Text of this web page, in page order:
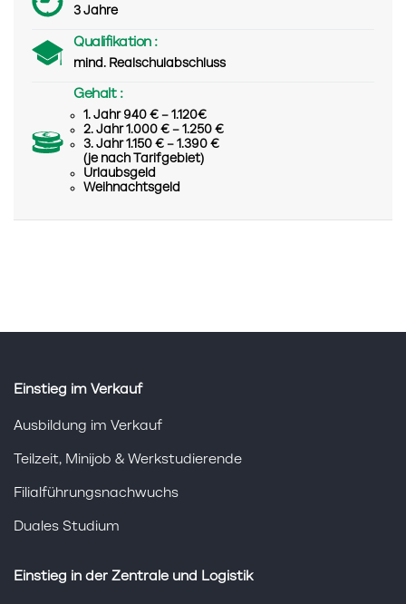
3 Jahre
Qualifikation :
mind. Realschulabschluss
Gehalt :
1. Jahr 940 € – 1.120€
2. Jahr 1.000 € – 1.250 €
3. Jahr 1.150 € – 1.390 €
(je nach Tarifgebiet)
Urlaubsgeld
Weihnachtsgeld
Einstieg im Verkauf
Ausbildung im Verkauf
Teilzeit, Minijob & Werkstudierende
Filialführungsnachwuchs
Duales Studium
Einstieg in der Zentrale und Logistik